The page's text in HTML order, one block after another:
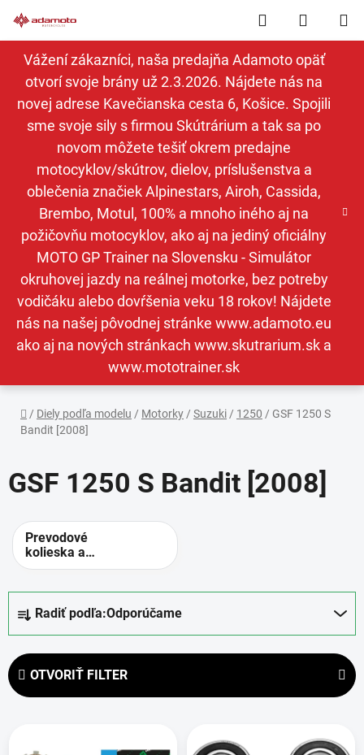
na
obsah
Vážení zákazníci, naša predajňa Adamoto opäť
otvorí svoje brány už 2.3.2026. Nájdete nás na
novej adrese Kavečianska cesta 6, Košice. Spojili
sme svoje sily s firmou Skútrárium a tak sa po
novom môžete tešiť okrem predajne
motocyklov/skútrov, dielov, príslušenstva a
oblečenia značiek Alpinestars, Airoh, Cassida,
Brembo, Motul, 100% a mnoho iného aj na
požičovňu motocyklov, ako aj na jediný oficiálny
MOTO GP Trainer na Slovensku - Simulátor
okruhovej jazdy na reálnej motorke, bez potreby
vodičáku alebo dovŕšenia veku 18 rokov! Nájdete
nás na našej pôvodnej stránke www.adamoto.eu
ako aj na nových stránkach www.skutrarium.sk a
www.mototrainer.sk
Hľadať
KOŠÍK
Domov
/ Diely podľa modelu / Motorky / Suzuki / 1250 / GSF 1250 S
Bandit [2008]
GSF 1250 S Bandit [2008]
Prevodové
kolieska a
rozety -
prevody
e
n
Radiť podľa:Odporúčame
OTVORIŤ FILTER